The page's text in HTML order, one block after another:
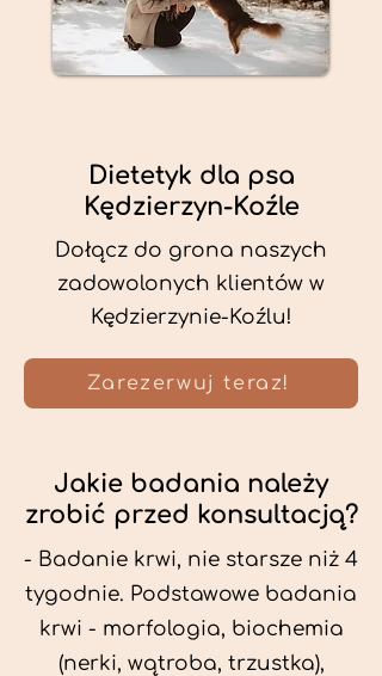
Dietetyk dla psa
Kędzierzyn-Koźle
Dołącz do grona naszych
zadowolonych klientów w
Kędzierzynie-Koźlu!
Zarezerwuj teraz!
Jakie badania należy
zrobić przed konsultacją?
- Badanie krwi, nie starsze niż 4
tygodnie. Podstawowe badania
krwi - morfologia, biochemia
(nerki, wątroba, trzustka),